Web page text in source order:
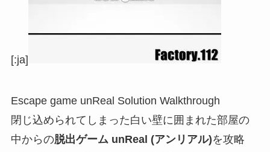
[:ja]
Escape game unReal Solution Walkthrough
閉じ込められてしまった白い壁に囲まれた部屋の
中からの脱出ゲーム unReal (アンリアル)を攻略